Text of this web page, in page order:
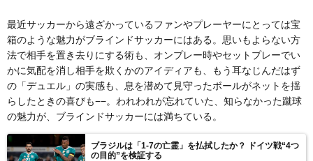
最近サッカーから遠ざかっているファンやプレーヤーにとっては宝
箱のような魅力がブラインドサッカーにはある。思いもよらない方
法で相手を置き去りにする術も、オンプレー時やセットプレーでい
かに気配を消し相手を欺くかのアイディアも、もう耳なじんだはず
の「デュエル」の実感も、息を潜めて見守ったボールがネットを揺
らしたときの喜びも−−。われわれが忘れていた、知らなかった蹴球
の魅力が、ブラインドサッカーには満ちている。
ブラジルは「1-7の亡霊」を払拭したか？ ドイツ戦“4つ
の目的”を検証する